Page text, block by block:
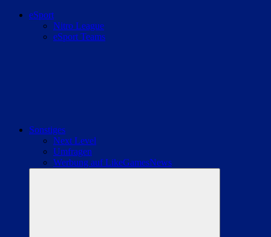
eSport
Nitro League
eSport Teams
Sonstiges
Next Level
Umfragen
Werbung auf LikeGamesNews